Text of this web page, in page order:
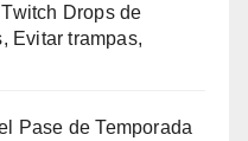
Drops de
Evitar trampas,
Pase de Temporada